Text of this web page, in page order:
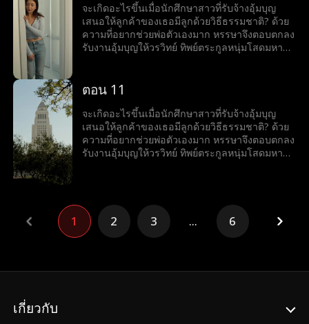
รวิทย์รู้สึกเหมือนกันหรือเปล่า?
จะเกิดอะไรขึ้นเมื่อนักศึกษาสาวที่รับจ้างอุ้มบุญ
เสนอให้ลูกค้าของเธอมีลูกด้วยวิธีธรรมชาติ? ด้วย
ความที่อยากช่วยพ่อตัวเองมาก หรรษาจึงตอบตกลง
รับงานอุ้มบุญให้วรวิทย์ ทิพย์ตระกูลหนุ่มโสดมหา
เลือนลาง หรรษาก็พบว่าตัวเองไม่อาจต้านทาน
รวิทย์รู้สึกเหมือนกันหรือเปล่า?
ตอน 11
จะเกิดอะไรขึ้นเมื่อนักศึกษาสาวที่รับจ้างอุ้มบุญ
เสนอให้ลูกค้าของเธอมีลูกด้วยวิธีธรรมชาติ? ด้วย
ความที่อยากช่วยพ่อตัวเองมาก หรรษาจึงตอบตกลง
รับงานอุ้มบุญให้วรวิทย์ ทิพย์ตระกูลหนุ่มโสดมหา
เสน่ห์ของวรวิทย์ได้ แต่ลึก ๆ ในใจก็ยังมีคำถามว่าว
รวิทย์รู้สึกเหมือนกันหรือเปล่า?
1 2 3 ... 6
เกี่ยวกับ